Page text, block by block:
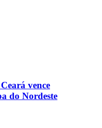
vence
do Nordeste